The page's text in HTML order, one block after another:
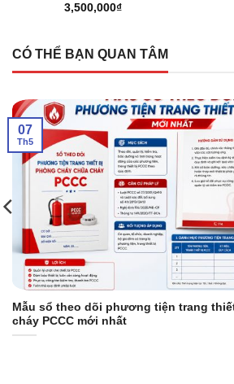
3,500,000₫
CÓ THỂ BẠN QUAN TÂM
Mẫu sổ theo dõi phương tiện trang
cháy PCCC mới nhất
07
Th5